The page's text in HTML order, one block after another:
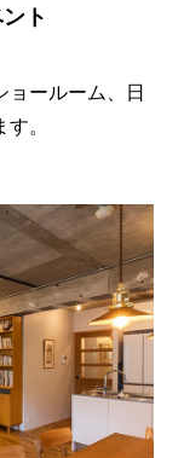
ト
ョールーム、日
。